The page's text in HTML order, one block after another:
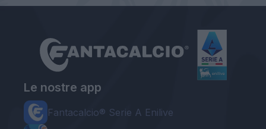
Le nostre app
Fantacalcio® Serie A Enilive